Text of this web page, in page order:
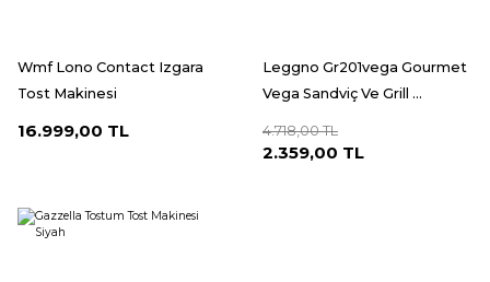
Wmf Lono Contact Izgara
Tost Makinesi
16.999,00 TL
Leggno Gr201vega Gourmet
Vega Sandviç Ve Grill ...
4.718,00 TL
2.359,00 TL